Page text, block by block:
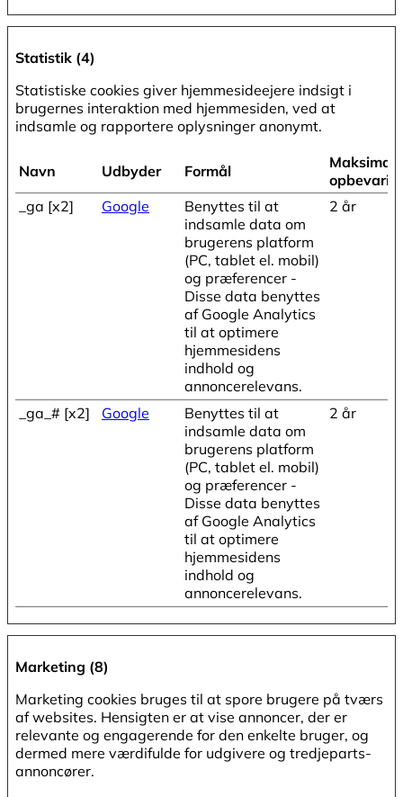
Statistik (4)
Statistiske cookies giver hjemmesideejere indsigt i
brugernes interaktion med hjemmesiden, ved at
indsamle og rapportere oplysninger anonymt.
Navn Udbyder Formål
Maksimal
_ga [x2]
Google
Benyttes til at
indsamle data om
brugerens platform
(PC, tablet el. mobil)
og præferencer -
Disse data benyttes
af Google Analytics
til at optimere
hjemmesidens
indhold og
annoncerelevans.
2 år
_ga_# [x2] Google
Benyttes til at
indsamle data om
brugerens platform
(PC, tablet el. mobil)
og præferencer -
Disse data benyttes
af Google Analytics
til at optimere
hjemmesidens
indhold og
annoncerelevans.
2 år
Marketing (8)
Marketing cookies bruges til at spore brugere på tværs
af websites. Hensigten er at vise annoncer, der er
relevante og engagerende for den enkelte bruger, og
dermed mere værdifulde for udgivere og tredjeparts-
annoncører.